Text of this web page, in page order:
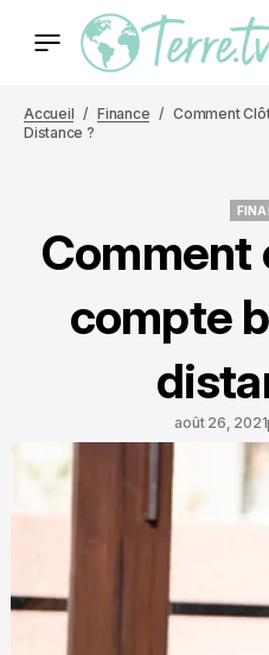
Accueil Finance
Comment
Distance ?
Comment
compte
août 26, 2021